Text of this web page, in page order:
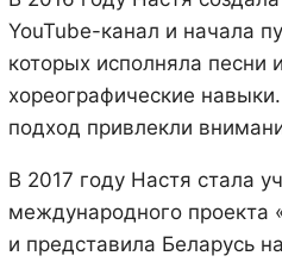
YouTube-канал и начала
которых исполняла песни
хореографические
подход привлекли
В 2017 году Настя стала
международного проекта
и представила Беларусь